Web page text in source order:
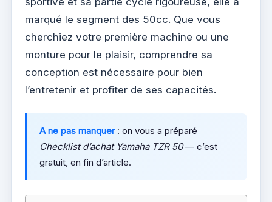
marqué le segment des 50cc. Que vous
cherchiez votre première machine ou une
monture pour le plaisir, comprendre sa
conception est nécessaire pour bien
l’entretenir et profiter de ses capacités.
A ne pas manquer: on vous a préparé
Checklist d’achat Yamaha TZR 50— c’est
gratuit, en fin d’article.